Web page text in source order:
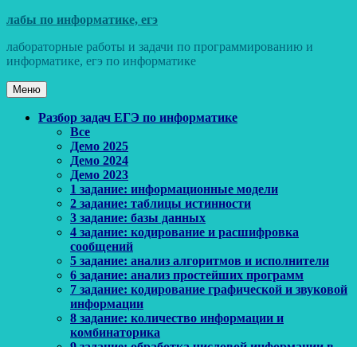
Перейти
содержимому
лабы по информатике, егэ
лабораторные работы и задачи по программированию и
информатике, егэ по информатике
Меню
Основное
Разбор задач ЕГЭ по информатике
Все
Демо 2025
Демо 2024
Демо 2023
1 задание: информационные модели
2 задание: таблицы истинности
3 задание: базы данных
4 задание: кодирование и расшифровка
сообщений
5 задание: анализ алгоритмов и исполнители
6 задание: анализ простейших программ
7 задание: кодирование графической и звуковой
информации
8 задание: количество информации и
комбинаторика